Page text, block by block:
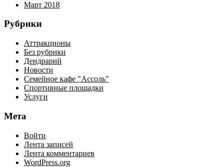
Март 2018
Рубрики
Аттракционы
Без рубрики
Дендрарий
Новости
Семейное кафе "Ассоль"
Спортивные площадки
Услуги
Мета
Войти
Лента записей
Лента комментариев
WordPress.org